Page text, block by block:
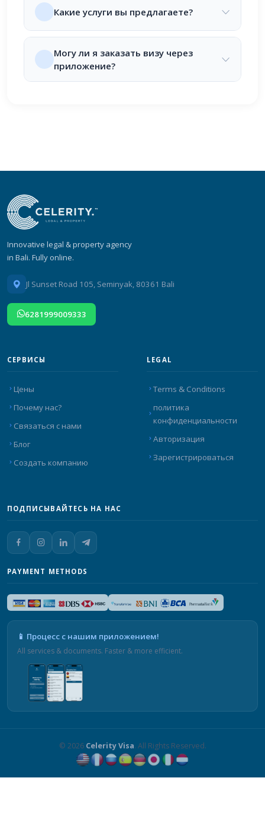
Какие услуги вы предлагаете?
Могу ли я заказать визу через
приложение?
Innovative legal & property agency
in Bali. Fully online.
Jl Sunset Road 105, Seminyak, 80361 Bali
6281999009333
СЕРВИСЫ
Цены
Почему нас?
Связаться с нами
Блог
Создать компанию
LEGAL
Terms & Conditions
политика
конфиденциальности
Авторизация
Зарегистрироваться
ПОДПИСЫВАЙТЕСЬ НА НАС
PAYMENT METHODS
📱 Процесс с нашим приложением!
All services & documents. Faster & more efficient.
© 2026 Celerity Visa. All Rights Reserved.